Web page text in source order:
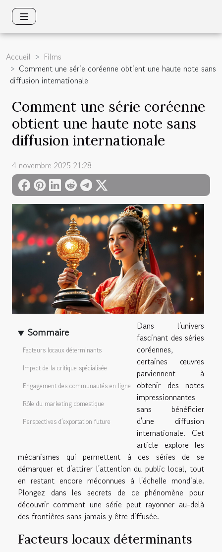
Accueil
Films
Comment une série coréenne obtient une haute note sans
diffusion internationale
Comment une série coréenne
obtient une haute note sans
diffusion internationale
4 novembre 2025 21:28
Sommaire
Facteurs locaux déterminants
Impact de la critique spécialisée
Engagement des communautés en ligne
Rôle du marketing domestique
Perspectives d’exportation future
Dans l'univers
fascinant des séries
coréennes,
certaines œuvres
parviennent à
obtenir des notes
impressionnantes
sans bénéficier
d'une diffusion
internationale. Cet
article explore les
mécanismes qui permettent à ces séries de se
démarquer et d'attirer l'attention du public local, tout
en restant encore méconnues à l'échelle mondiale.
Plongez dans les secrets de ce phénomène pour
découvrir comment une série peut rayonner au-delà
des frontières sans jamais y être diffusée.
Facteurs locaux déterminants